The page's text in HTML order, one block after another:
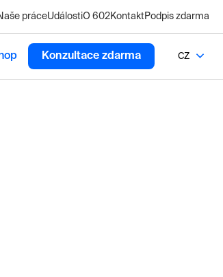
práceUdálostiO 602Kontakt Podpis zdarma
Konzultace zdarma CZ